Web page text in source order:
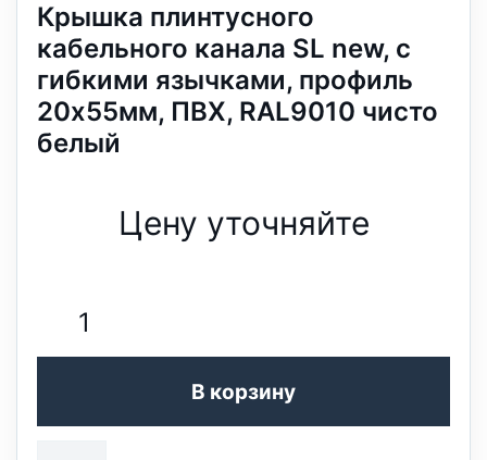
Крышка плинтусного
кабельного канала SL new, с
гибкими язычками, профиль
20х55мм, ПВХ, RAL9010 чисто
белый
Цену уточняйте
В корзину